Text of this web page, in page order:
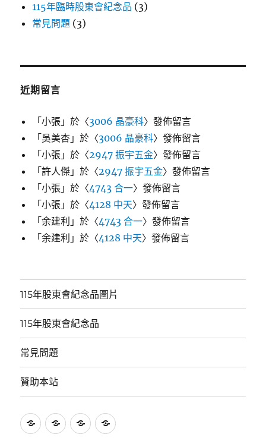
115年臨時股東會紀念品 (3)
常見問題 (3)
近期留言
「小張 」於〈3006 晶豪科〉發佈留言
「吳美杏 」於〈3006 晶豪科〉發佈留言
「小張 」於〈2947 振宇五金〉發佈留言
「許人傑 」於〈2947 振宇五金〉發佈留言
「小張 」於〈4743 合一〉發佈留言
「小張 」於〈4128 中天〉發佈留言
「余建利 」於〈4743 合一〉發佈留言
「余建利 」於〈4128 中天〉發佈留言
115年股東會紀念品圖片
115年股東會紀念品
常見問題
贊助本站
115
115
常
贊